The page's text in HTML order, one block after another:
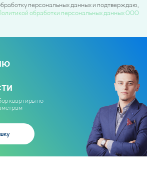
персональных данных и подтверждаю,
обработки персональных данных ООО
квартиры по